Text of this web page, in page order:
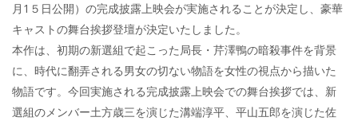
月1５日公開）の完成披露上映会が実施されることが決定し、豪華
キャストの舞台挨拶登壇が決定いたしました。
本作は、初期の新選組で起こった局長・芹澤鴨の暗殺事件を背景
に、時代に翻弄される男女の切ない物語を女性の視点から描いた
物語です。今回実施される完成披露上映会での舞台挨拶では、新
選組のメンバー土方歳三を演じた溝端淳平、平山五郎を演じた佐